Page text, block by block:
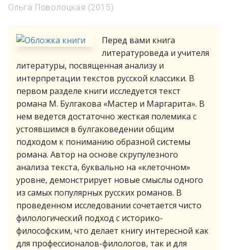
Ольга Поволоцкая (2015)
Перед вами книга
литературоведа и учителя
литературы, посвященная анализу и
интерпретации текстов русской классики. В
первом разделе книги исследуется текст
романа М. Булгакова «Мастер и Маргарита». В
нем ведется достаточно жесткая полемика с
устоявшимся в булгаковедении общим
подходом к пониманию образной системы
романа. Автор на основе скрупулезного
анализа текста, буквально на «клеточном»
уровне, демонстрирует новые смыслы одного
из самых популярных русских романов. В
проведенном исследовании сочетается чисто
филологический подход с историко-
философским, что делает книгу интересной как
для профессионалов-филологов, так и для